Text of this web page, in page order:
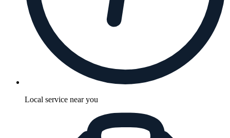
Local service near you